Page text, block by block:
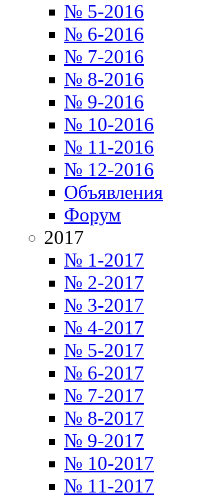
№ 5-2016
№ 6-2016
№ 7-2016
№ 8-2016
№ 9-2016
№ 10-2016
№ 11-2016
№ 12-2016
Объявления
Форум
2017
№ 1-2017
№ 2-2017
№ 3-2017
№ 4-2017
№ 5-2017
№ 6-2017
№ 7-2017
№ 8-2017
№ 9-2017
№ 10-2017
№ 11-2017